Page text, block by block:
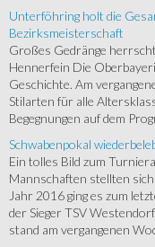
Unterföhring holt die
Bezirksmeisterschaft
Großes Gedränge
Hennerfein Die
Geschichte. Am
Stilarten für alle
Begegnungen auf dem
Schwabenpokal
Ein tolles Bild zum
Mannschaften stellten
Jahr 2016 ging es zum
der Sieger TSV
stand am vergangenen